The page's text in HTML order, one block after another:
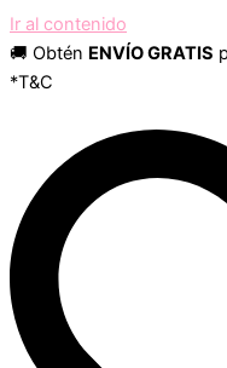
Ir al contenido
🚚 Obtén ENVÍO GRATIS
*T&C